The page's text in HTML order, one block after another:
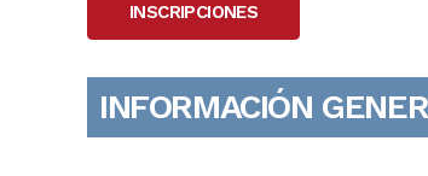
INSCRIPCIONES
INFORMACIÓN